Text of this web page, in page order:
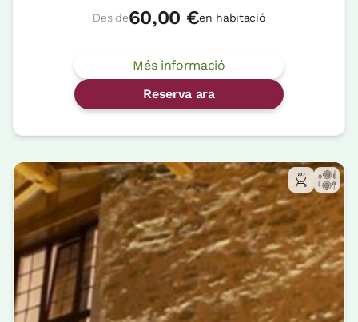
Des de60,00 €en habitació
Més informació
Reserva ara